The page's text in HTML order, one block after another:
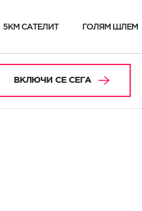
5KM САТЕЛИТ ГОЛЯМ ШЛЕМ
ВКЛЮЧИ СЕ СЕГА